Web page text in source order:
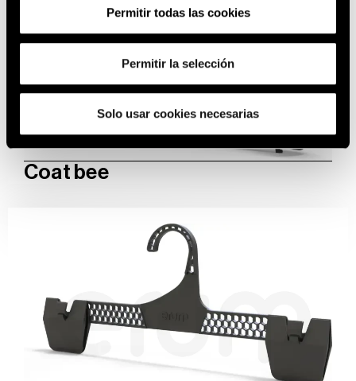
Permitir todas las cookies
Permitir la selección
Solo usar cookies necesarias
Coat bee